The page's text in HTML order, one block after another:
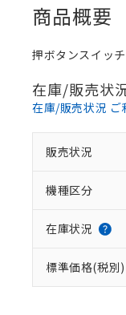
商品概要
押ボタンスイッ
在庫/販売状
在庫/販売状況 ご
販売状況
機種区分
在庫状況
標準価格(税別)